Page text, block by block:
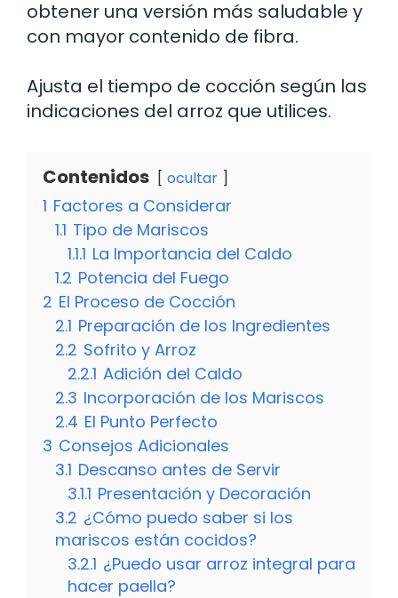
obtener una versión más saludable y
con mayor contenido de fibra.
Ajusta el tiempo de cocción según las
indicaciones del arroz que utilices.
Contenidos ocultar
1 Factores a Considerar
1.1 Tipo de Mariscos
1.1.1 La Importancia del Caldo
1.2 Potencia del Fuego
2 El Proceso de Cocción
2.1 Preparación de los Ingredientes
2.2 Sofrito y Arroz
2.2.1 Adición del Caldo
2.3 Incorporación de los Mariscos
2.4 El Punto Perfecto
3 Consejos Adicionales
3.1 Descanso antes de Servir
3.1.1 Presentación y Decoración
3.2 ¿Cómo puedo saber si los
mariscos están cocidos?
3.2.1 ¿Puedo usar arroz integral para
hacer paella?